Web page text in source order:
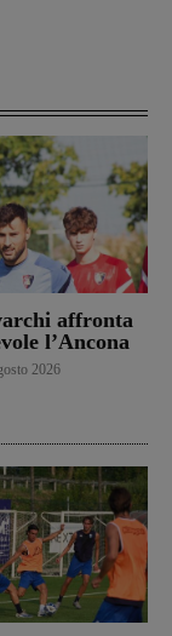
affronta
l’Ancona
2026